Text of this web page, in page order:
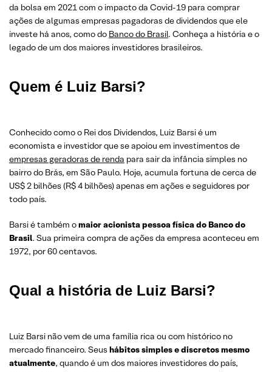
da bolsa em 2021 com o impacto da Covid-19 para comprar
ações de algumas empresas pagadoras de dividendos que ele
investe há anos, como do Banco do Brasil. Conheça a história e o
legado de um dos maiores investidores brasileiros.
Quem é Luiz Barsi?
Conhecido como o Rei dos Dividendos, Luiz Barsi é um
economista e investidor que se apoiou em investimentos de
empresas geradoras de renda para sair da infância simples no
bairro do Brás, em São Paulo. Hoje, acumula fortuna de cerca de
US$ 2 bilhões (R$ 4 bilhões) apenas em ações e seguidores por
todo país.
Barsi é também omaior acionista pessoa física do Banco do
Brasil. Sua primeira compra de ações da empresa aconteceu em
1972, por 60 centavos.
Qual a história de Luiz Barsi?
Luiz Barsi não vem de uma família rica ou com histórico no
mercado financeiro. Seus hábitos simples e discretos mesmo
atualmente, quando é um dos maiores investidores do país,